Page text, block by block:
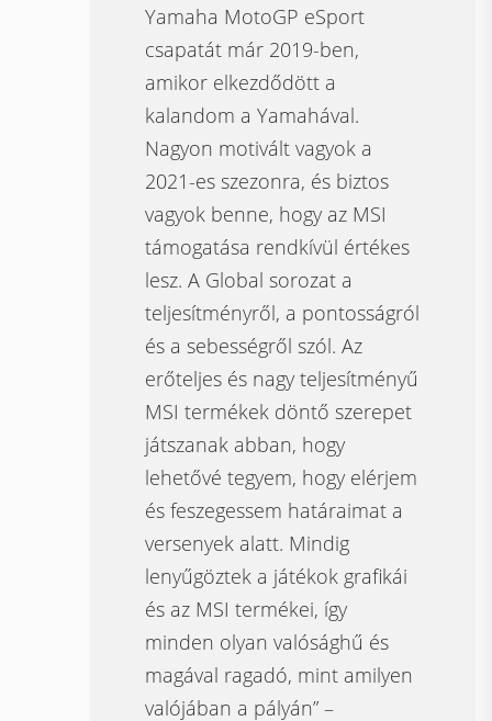
Yamaha MotoGP eSport
csapatát már 2019-ben,
amikor elkezdődött a
kalandom a Yamahával.
Nagyon motivált vagyok a
2021-es szezonra, és biztos
vagyok benne, hogy az MSI
támogatása rendkívül értékes
lesz. A Global sorozat a
teljesítményről, a pontosságról
és a sebességről szól. Az
erőteljes és nagy teljesítményű
MSI termékek döntő szerepet
játszanak abban, hogy
lehetővé tegyem, hogy elérjem
és feszegessem határaimat a
versenyek alatt. Mindig
lenyűgöztek a játékok grafikái
és az MSI termékei, így
minden olyan valósághű és
magával ragadó, mint amilyen
valójában a pályán” –